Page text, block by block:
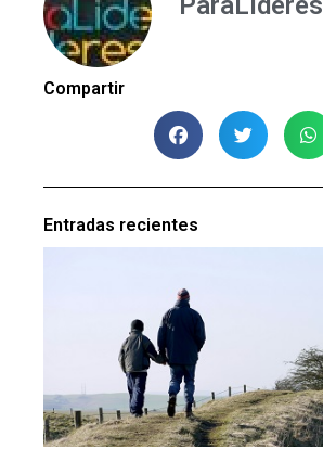
Compartir
Entradas recientes